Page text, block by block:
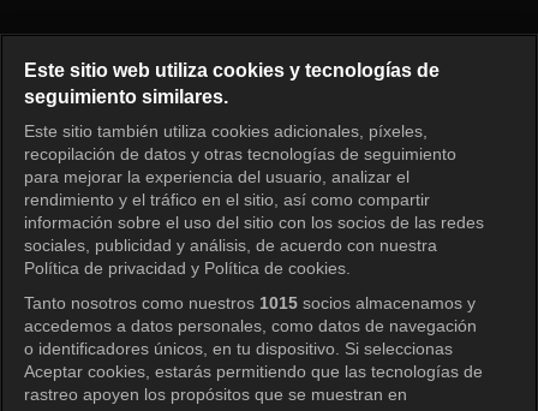
Iniciar sesión
Este sitio web utiliza cookies y tecnologías de
seguimiento similares.
Este sitio también utiliza cookies adicionales, píxeles,
recopilación de datos y otras tecnologías de seguimiento
para mejorar la experiencia del usuario, analizar el
rendimiento y el tráfico en el sitio, así como compartir
información sobre el uso del sitio con los socios de las redes
sociales, publicidad y análisis, de acuerdo con nuestra
Política de privacidad y Política de cookies.
Tanto nosotros como nuestros 1015 socios almacenamos y
accedemos a datos personales, como datos de navegación
o identificadores únicos, en tu dispositivo. Si seleccionas
Aceptar cookies, estarás permitiendo que las tecnologías de
rastreo apoyen los propósitos que se muestran en